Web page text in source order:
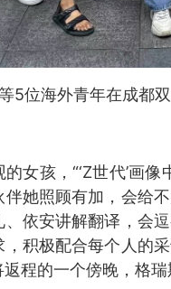
5位海外青年在成都
女孩，“‘Z世代’画
她照顾有加，会给
依安讲解翻译，会
积极配合每个人的
返程的一个傍晚，格